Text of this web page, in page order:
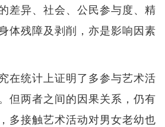
差异、社会、公民参与度、精
体残障及剥削，亦是影响因素
在统计上证明了多参与艺术活
但两者之间的因果关系，仍有
多接触艺术活动对男女老幼也